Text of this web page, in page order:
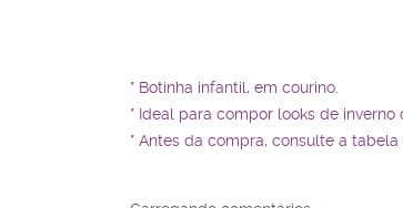
* Botinha infantil, em courino.
* Ideal para compor looks de inverno
* Antes da compra, consulte a